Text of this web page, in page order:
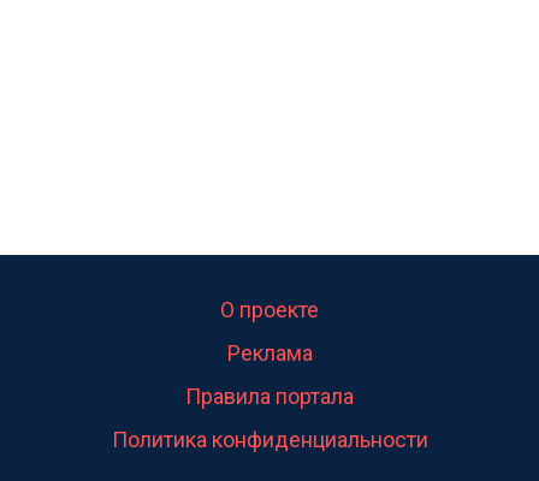
О проекте
Реклама
Правила портала
Политика конфиденциальности